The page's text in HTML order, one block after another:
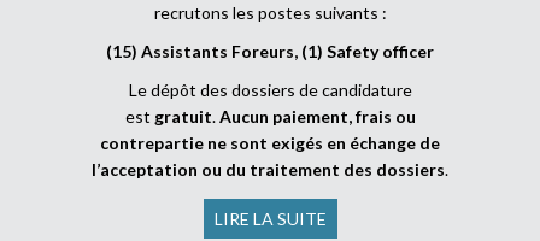
recrutons les postes suivants :
(15) Assistants Foreurs, (1) Safety officer
Le dépôt des dossiers de candidature
est gratuit.Aucun paiement, frais ou
contrepartie ne sont exigés en échange de
l’acceptation ou du traitement des dossiers.
LIRE LA SUITE